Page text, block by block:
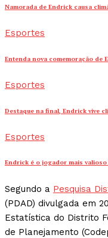
Namorada de Endrick causa
Esportes
Entenda nova comemoração de
Esportes
Destaque na final, Endrick vive
Esportes
Endrick é o jogador mais
Segundo a Pesquisa
(PDAD) divulgada em
Estatística do Distrito
de Planejamento